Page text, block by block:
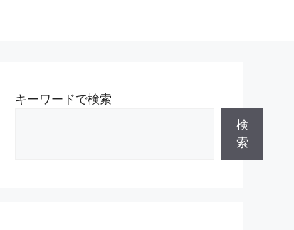
キーワードで検索
検
索